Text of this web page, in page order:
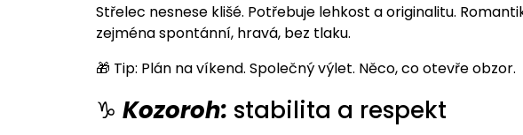
Střelec nesnese klišé. Potřebuje lehkost a originalitu.
zejména spontánní, hravá, bez tlaku.
🎁 Tip: Plán na víkend. Společný výlet. Něco, co otevře obzor.
♑ Kozoroh: stabilita a respekt